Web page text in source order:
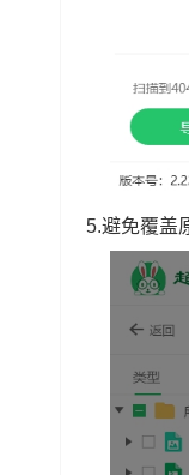
5.避免覆盖